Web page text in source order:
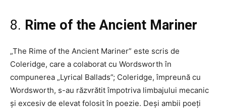
8. Rime of the Ancient Mariner
„The Rime of the Ancient Mariner” este scris de
Coleridge, care a colaborat cu Wordsworth în
compunerea „Lyrical Ballads”; Coleridge, împreună cu
Wordsworth, s-au răzvrătit împotriva limbajului mecanic
și excesiv de elevat folosit în poezie. Deși ambii poeți